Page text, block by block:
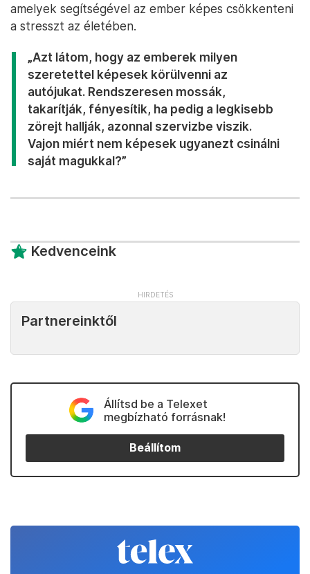
amelyek segítségével az ember képes csökkenteni
a stresszt az életében.
„Azt látom, hogy az emberek milyen
szeretettel képesek körülvenni az
autójukat. Rendszeresen mossák,
takarítják, fényesítik, ha pedig a legkisebb
zörejt hallják, azonnal szervizbe viszik.
Vajon miért nem képesek ugyanezt csinálni
saját magukkal?”
Kedvenceink
Partnereinktől
Állítsd be a Telexet
megbízható forrásnak!
Beállítom